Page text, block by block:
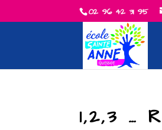
02 96 42 31 95
1,2,3 …